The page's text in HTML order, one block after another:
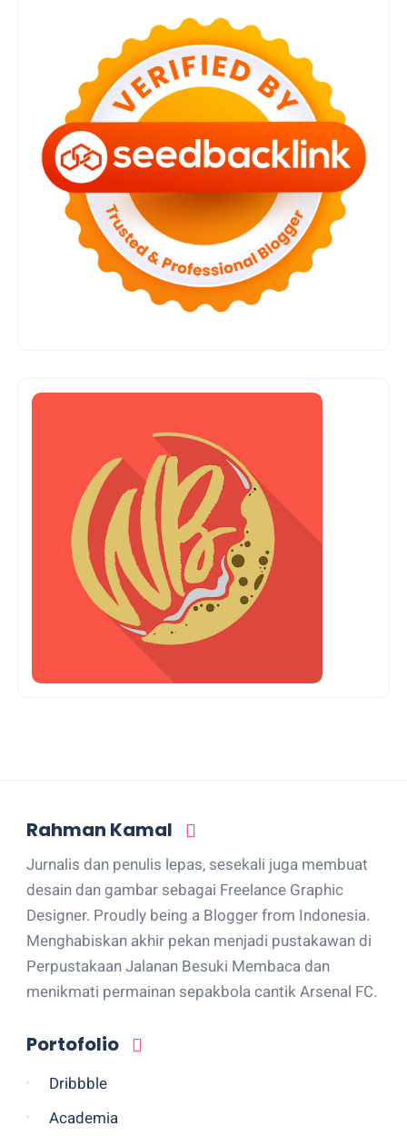
Proud Member of
Rahman Kamal
Jurnalis dan penulis lepas, sesekali juga membuat
Designer. Proudly being a Blogger from Indonesia.
Menghabiskan akhir pekan menjadi pustakawan di
Perpustakaan Jalanan Besuki Membaca dan